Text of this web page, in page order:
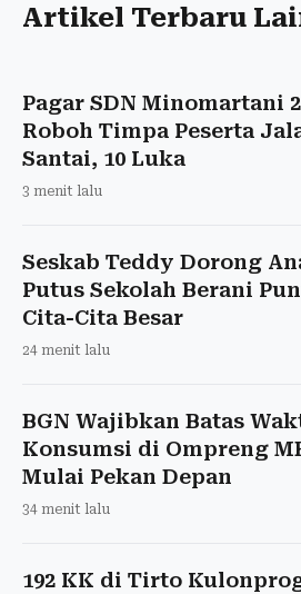
Artikel Terbaru
Pagar SDN Minomartani 2
Roboh Timpa Peserta
Santai, 10 Luka
3 menit lalu
Seskab Teddy Dorong
Putus Sekolah Berani
Cita-Cita Besar
24 menit lalu
BGN Wajibkan Batas
Konsumsi di Ompreng
Mulai Pekan Depan
34 menit lalu
192 KK di Tirto